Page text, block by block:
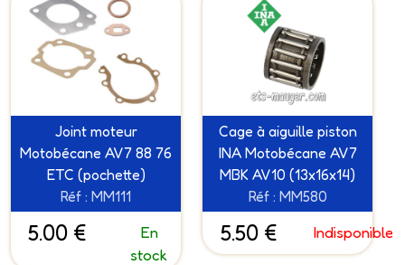
Joint moteur
Motobécane AV7 88 76
ETC (pochette)
Réf : MM111
5.00 €
En
stock
Cage à aiguille piston
INA Motobécane AV7
MBK AV10 (13x16x14)
Réf : MM580
5.50 € Indisponible